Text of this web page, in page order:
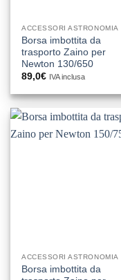
ACCESSORI ASTRONOMIA
Borsa imbottita da
trasporto Zaino per
Newton 130/650
89,0€ IVA inclusa
ACCESSORI ASTRONOMIA
Borsa imbottita da